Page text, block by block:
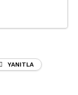
YANITLA